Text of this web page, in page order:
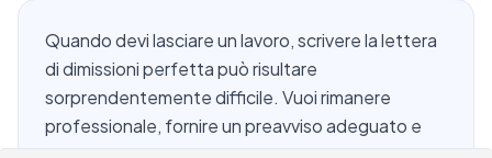
Quando devi lasciare un lavoro, scrivere la lettera
di dimissioni perfetta può risultare
sorprendentemente difficile. Vuoi rimanere
professionale, fornire un preavviso adeguato e